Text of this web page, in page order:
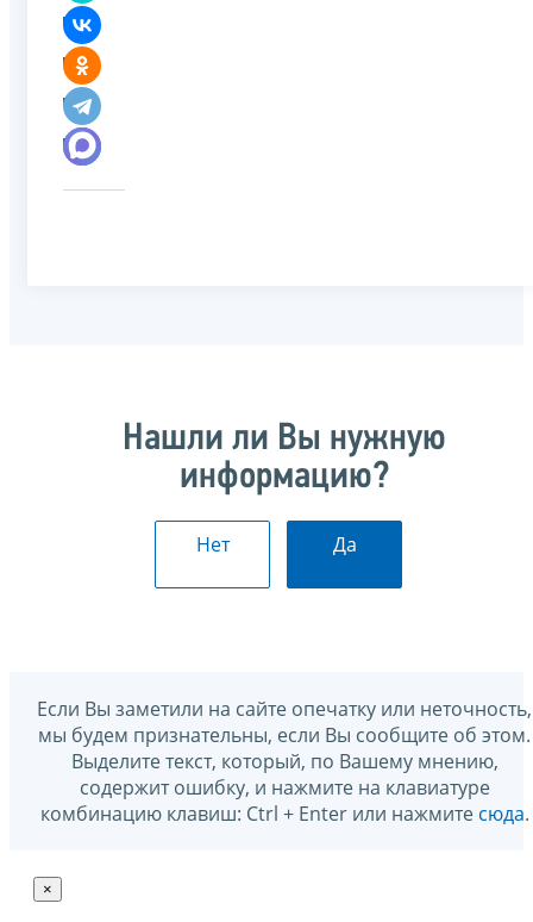
Нашли ли Вы нужную
информацию?
Нет Да
Если Вы заметили на сайте опечатку или неточность,
мы будем признательны, если Вы сообщите об этом.
Выделите текст, который, по Вашему мнению,
содержит ошибку, и нажмите на клавиатуре
комбинацию клавиш: Ctrl + Enter или нажмите сюда.
×